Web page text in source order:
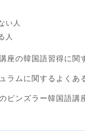
い人
人
座の韓国語習得に関
ラムに関するよくあ
ピンズラー韓国語講